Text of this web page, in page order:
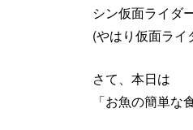
シン仮面ライダ
(やはり仮面ライ
さて、本日は
「お魚の簡単な